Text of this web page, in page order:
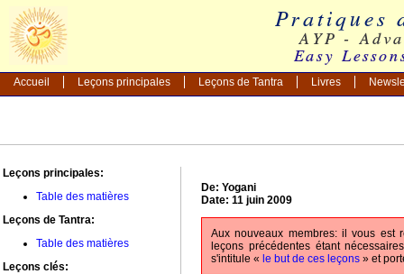
Accueil Leçons principales Leçons de Tantra Livres
Leçons principales:
Table des matières
Leçons de Tantra:
Table des matières
Leçons clés:
De: Yogani
Date: 11 juin 2009
Aux nouveaux membres: il vous est
leçons précédentes étant
s'intitule « le but de ces leçons » et